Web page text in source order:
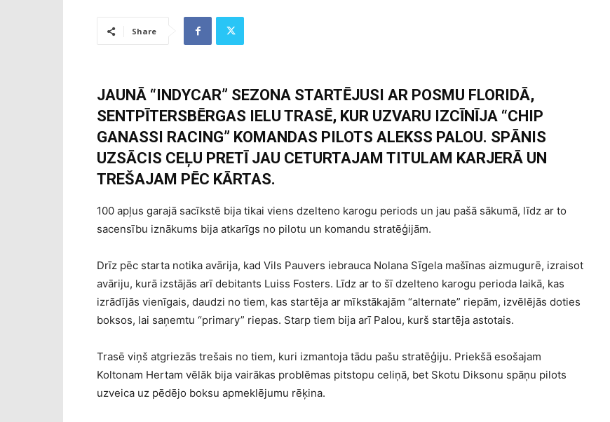
Share
JAUNĀ “INDYCAR” SEZONA STARTĒJUSI AR POSMU FLORIDĀ,
SENTPĪTERSBĒRGAS IELU TRASĒ, KUR UZVARU IZCĪNĪJA “CHIP
GANASSI RACING” KOMANDAS PILOTS ALEKSS PALOU. SPĀNIS
UZSĀCIS CEĻU PRETĪ JAU CETURTAJAM TITULAM KARJERĀ UN
TREŠAJAM PĒC KĀRTAS.
100 apļus garajā sacīkstē bija tikai viens dzelteno karogu periods un jau pašā sākumā, līdz ar to
sacensību iznākums bija atkarīgs no pilotu un komandu stratēģijām.
Drīz pēc starta notika avārija, kad Vils Pauvers iebrauca Nolana Sīgela mašīnas aizmugurē, izraisot
avāriju, kurā izstājās arī debitants Luiss Fosters. Līdz ar to šī dzelteno karogu perioda laikā, kas
izrādījās vienīgais, daudzi no tiem, kas startēja ar mīkstākajām “alternate” riepām, izvēlējās doties
boksos, lai saņemtu “primary” riepas. Starp tiem bija arī Palou, kurš startēja astotais.
Trasē viņš atgriezās trešais no tiem, kuri izmantoja tādu pašu stratēģiju. Priekšā esošajam
Koltonam Hertam vēlāk bija vairākas problēmas pitstopu celiņā, bet Skotu Diksonu spāņu pilots
uzveica uz pēdējo boksu apmeklējumu rēķina.